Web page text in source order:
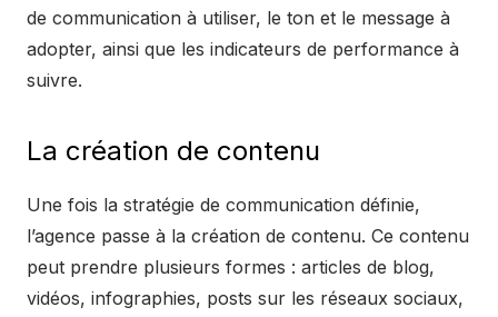
de communication à utiliser, le ton et le message à
adopter, ainsi que les indicateurs de performance à
suivre.
La création de contenu
Une fois la stratégie de communication définie,
l’agence passe à la création de contenu. Ce contenu
peut prendre plusieurs formes : articles de blog,
vidéos, infographies, posts sur les réseaux sociaux,